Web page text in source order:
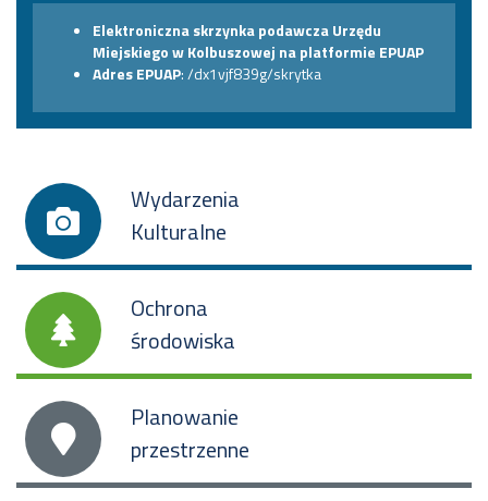
Elektroniczna skrzynka podawcza Urzędu
Miejskiego w Kolbuszowej na platformie EPUAP
Adres EPUAP: /dx1vjf839g/skrytka
Wydarzenia
Kulturalne
Ochrona
środowiska
Planowanie
przestrzenne